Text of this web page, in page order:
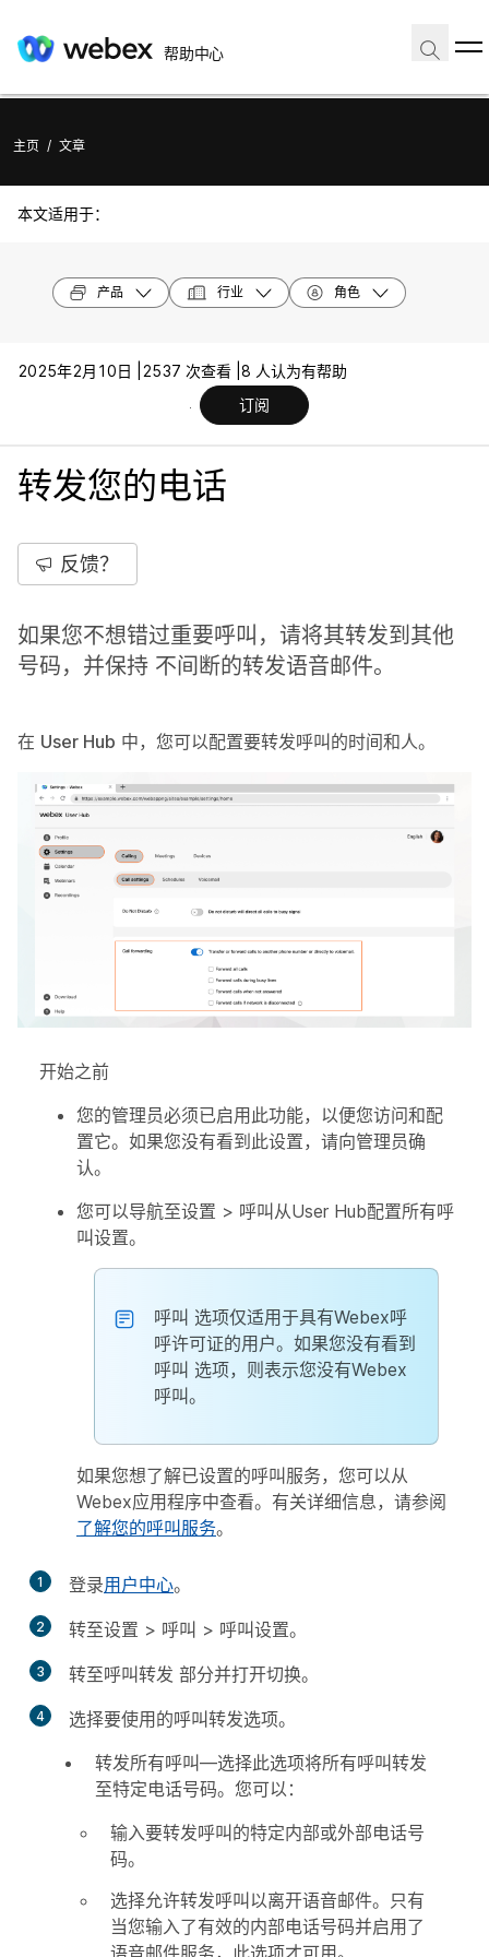
帮助中心
主页 / 文章
本文适用于：
产品 行业 角色
2025年2月10日 | 2537 次查看 | 8 人认为有帮助
订阅
转发您的电话
反馈？
如果您不想错过重要呼叫，请将其转发到其他
号码，并保持 不间断的转发语音邮件。
在 User Hub 中，您可以配置要转发呼叫的时间和人。
开始之前
您的管理员必须已启用此功能，以便您访问和配
置它。如果您没有看到此设置，请向管理员确
认。
您可以导航至设置 > 呼叫 从User Hub配置所有呼
叫设置。
呼叫 选项仅适用于具有Webex呼
呼许可证的用户。如果您没有看到
呼叫 选项，则表示您没有Webex
呼叫。
如果您想了解已设置的呼叫服务，您可以从
Webex应用程序中查看。有关详细信息，请参阅
了解您的呼叫服务。
1 登录用户中心。
2 转至设置 > 呼叫 > 呼叫设置。
3 转至呼叫转发 部分并打开切换。
4
选择要使用的呼叫转发选项。
转发所有呼叫—选择此选项将所有呼叫转发
至特定电话号码。您可以：
输入要转发呼叫的特定内部或外部电话号
码。
选择允许转发呼叫以离开语音邮件。只有
当您输入了有效的内部电话号码并启用了
语音邮件服务，此选项才可用。